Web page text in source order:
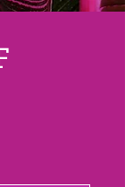
Prezzo